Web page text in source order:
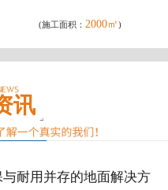
(施工面积： 2000㎡)
讯
耐用并存的地面解决方